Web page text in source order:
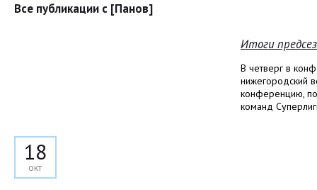
Все публикации с [Панов]
18
окт
Итоги
В четверг в
нижегородский
конференцию,
команд